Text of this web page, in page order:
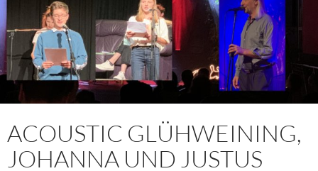
ACOUSTIC GLÜHWEINING,
JOHANNA UND JUSTUS